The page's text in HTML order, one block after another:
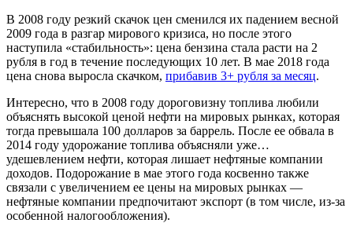
В 2008 году резкий скачок цен сменился их падением весной
2009 года в разгар мирового кризиса, но после этого
наступила «стабильность»: цена бензина стала расти на 2
рубля в год в течение последующих 10 лет. В мае 2018 года
цена снова выросла скачком, прибавив 3+ рубля за месяц.
Интересно, что в 2008 году дороговизну топлива любили
объяснять высокой ценой нефти на мировых рынках, которая
тогда превышала 100 долларов за баррель. После ее обвала в
2014 году удорожание топлива объясняли уже…
удешевлением нефти, которая лишает нефтяные компании
доходов. Подорожание в мае этого года косвенно также
связали с увеличением ее цены на мировых рынках —
нефтяные компании предпочитают экспорт (в том числе, из-за
особенной налогообложения).